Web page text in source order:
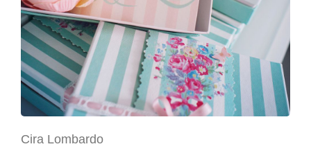
Cira Lombardo